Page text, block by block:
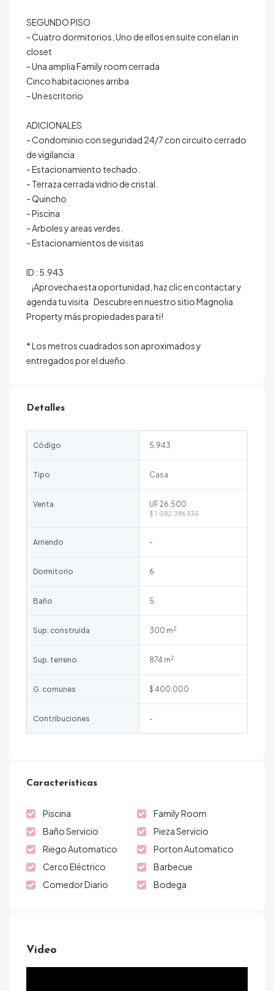
SEGUNDO PISO
- Cuatro dormitorios, Uno de ellos en suite con elan in
closet
- Una amplia Family room cerrada
Cinco habitaciones arriba
- Un escritorio
ADICIONALES
- Condominio con seguridad 24/7 con circuito cerrado
de vigilancia
- Estacionamiento techado.
- Terraza cerrada vidrio de cristal.
- Quincho
- Piscina
- Arboles y areas verdes.
- Estacionamientos de visitas
ID : 5.943
¡Aprovecha esta oportunidad, haz clic en contactar y
agenda tu visita Descubre en nuestro sitio Magnolia
Property más propiedades para ti!
* Los metros cuadrados son aproximados y
entregados por el dueño.
Detalles
Código 5.943
Tipo Casa
Venta UF 26.500
$ 1.082.386.935
Arriendo -
Dormitorio 6
Baño 5
Sup. construida 300 m2
Sup. terreno 874 m2
G. comunes $ 400.000
Contribuciones -
Características
Piscina
Family Room
Baño Servicio
Pieza Servicio
Riego Automatico
Porton Automatico
Cerco Eléctrico
Barbecue
Comedor Diario
Bodega
Video